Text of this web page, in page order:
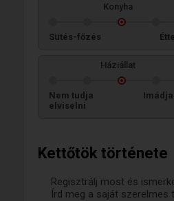
Kettőtök története
Regisztrálj most és
Írd meg a saját szerelmes
Konyha
Sütés-főzés
Háziállat
Nem tudja
elviselni